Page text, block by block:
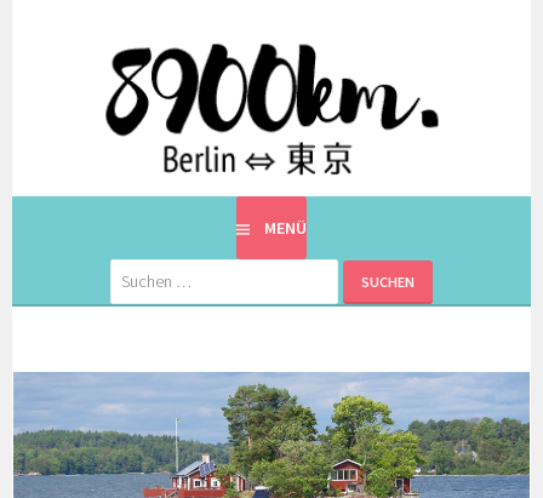
8900KM. BERLIN ⇔ 東京
EINE BERLINERIN IN JAPAN. MIT EINEM JAPANER.
MENÜ
Suchen
nach: